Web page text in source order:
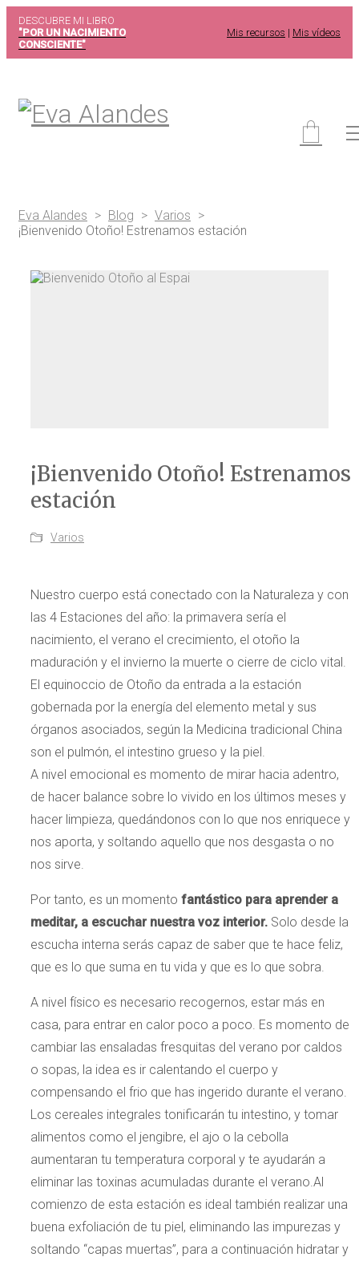
DESCUBRE MI LIBRO
"POR UN NACIMIENTO
CONSCIENTE"
Mis recursos | Mis vídeos
Eva Alandes > Blog > Varios >
¡Bienvenido Otoño! Estrenamos estación
¡Bienvenido Otoño! Estrenamos
estación
Varios
Nuestro cuerpo está conectado con la Naturaleza y con
las 4 Estaciones del año: la primavera sería el
nacimiento, el verano el crecimiento, el otoño la
maduración y el invierno la muerte o cierre de ciclo vital.
El equinoccio de Otoño da entrada a la estación
gobernada por la energía del elemento metal y sus
órganos asociados, según la Medicina tradicional China
son el pulmón, el intestino grueso y la piel.
A nivel emocional es momento de mirar hacia adentro,
de hacer balance sobre lo vivido en los últimos meses y
hacer limpieza, quedándonos con lo que nos enriquece y
nos aporta, y soltando aquello que nos desgasta o no
nos sirve.
Por tanto, es un momento fantástico para aprender a
meditar, a escuchar nuestra voz interior. Solo desde la
escucha interna serás capaz de saber que te hace feliz,
que es lo que suma en tu vida y que es lo que sobra.
A nivel físico es necesario recogernos, estar más en
casa, para entrar en calor poco a poco. Es momento de
cambiar las ensaladas fresquitas del verano por caldos
o sopas, la idea es ir calentando el cuerpo y
compensando el frio que has ingerido durante el verano.
Los cereales integrales tonificarán tu intestino, y tomar
alimentos como el jengibre, el ajo o la cebolla
aumentaran tu temperatura corporal y te ayudarán a
eliminar las toxinas acumuladas durante el verano.Al
comienzo de esta estación es ideal también realizar una
buena exfoliación de tu piel, eliminando las impurezas y
soltando “capas muertas”, para a continuación hidratar y